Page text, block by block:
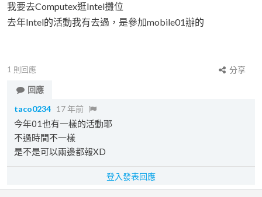
我要去Computex逛Intel攤位
去年Intel的活動我有去過，是參加mobile01辦的
1 則回應
分享
回應
taco0234 17 年前
今年01也有一樣的活動耶
不過時間不一樣
是不是可以兩邊都報XD
登入發表回應